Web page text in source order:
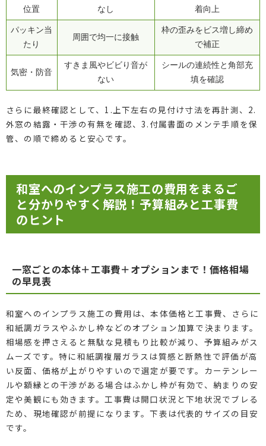
位置
なし
着向上
パッキン当
たり
周囲で均一に接触
枠の歪みをビス増し締め
で補正
気密・防音
すきま風やビビり音が
ない
シールの連続性と角部充
填を確認
さらに最終確認として、1.上下左右の見付け寸法を再計測、2.
外窓の結露・干渉の有無を確認、3.付属書面のメンテ手順を保
管、の順で締めると安心です。
和室へのインプラス施工の費用をまるご
と分かりやすく解説！予算組みと工事費
のヒント
一窓ごとの本体＋工事費＋オプションまで！価格相場
の早見表
和室へのインプラス施工の費用は、本体価格と工事費、さらに
和紙調ガラスやふかし枠などのオプション加算で決まります。
相場感を押さえると無駄な見積もり比較が減り、予算組みがス
ムーズです。特に和紙調複層ガラスは質感と断熱性で評価が高
い反面、価格が上がりやすいので選定が要です。カーテンレー
ルや額縁との干渉がある場合はふかし枠が有効で、納まりの安
定や美観にも効きます。工事費は開口状況と下地状況でブレる
ため、現地確認が前提になります。下表は代表的サイズの目安
です。